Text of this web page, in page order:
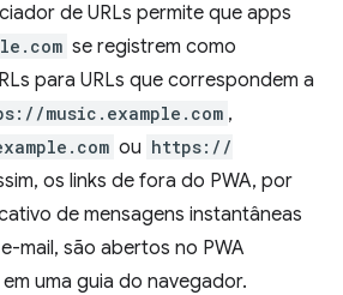
de URLs permite que apps
se registrem como
para URLs que correspondem a
music.example.com ,
ou https://
os links de fora do PWA, por
de mensagens instantâneas
mail, são abertos no PWA
uma guia do navegador.